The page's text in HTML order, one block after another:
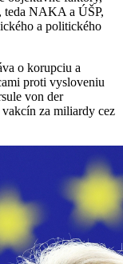
teda NAKA a ÚŠP,
a politického
o korupciu a
proti vysloveniu
von der
za miliardy cez